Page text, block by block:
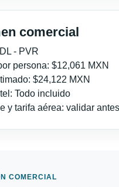
comercial
- PVR
persona: $12,061 MXN
$24,122 MXN
Todo incluido
y tarifa aérea: validar
COMERCIAL